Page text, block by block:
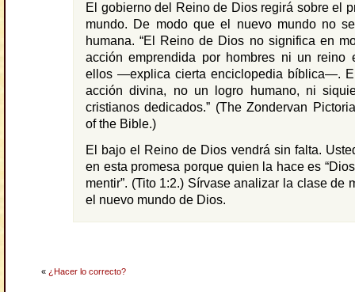
El gobierno del Reino de Dios regirá sobre el
mundo. De modo que el nuevo mundo no
humana. “El Reino de Dios no significa en
acción emprendida por hombres ni un reino
ellos —explica cierta enciclopedia bíblica—.
acción divina, no un logro humano, ni
cristianos dedicados.” (The Zondervan
of the Bible.)
El bajo el Reino de Dios vendrá sin falta.
en esta promesa porque quien la hace es
mentir”. (Tito 1:2.) Sírvase analizar la clase de
el nuevo mundo de Dios.
« ¿Hacer lo correcto?